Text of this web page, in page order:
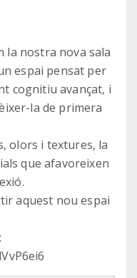
la nostra nova sala
espai pensat per
cognitiu avançat, i
la de primera
olors i textures, la
que afavoreixen
aquest nou espai